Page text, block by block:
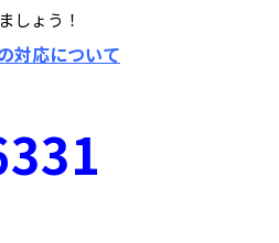
しょう！
対応について